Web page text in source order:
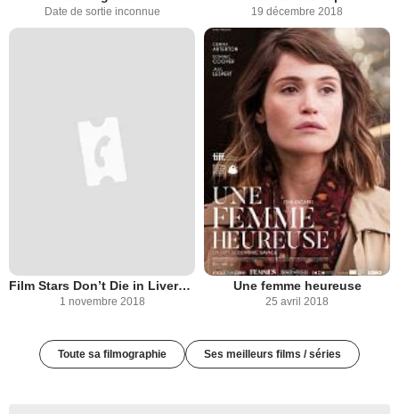
Date de sortie inconnue 19 décembre 2018
Film Stars Don’t Die in Liverpool
1 novembre 2018
Une femme heureuse
25 avril 2018
Toute sa filmographie Ses meilleurs films / séries